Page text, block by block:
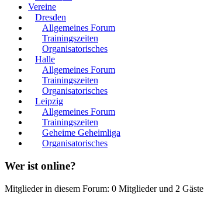
Vereine
Dresden
Allgemeines Forum
Trainingszeiten
Organisatorisches
Halle
Allgemeines Forum
Trainingszeiten
Organisatorisches
Leipzig
Allgemeines Forum
Trainingszeiten
Geheime Geheimliga
Organisatorisches
Wer ist online?
Mitglieder in diesem Forum: 0 Mitglieder und 2 Gäste